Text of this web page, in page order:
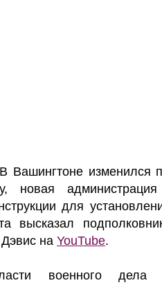
Вашингтоне изменился
новая
для
высказал
на YouTube.
военного дела